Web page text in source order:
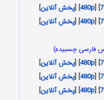
] [
480p
] [پخش آنلاین]
] [
480p
] [پخش آنلاین]
فارسی چسبیده)
] [
480p
] [پخش آنلاین]
] [
480p
] [پخش آنلاین]
] [
480p
] [پخش آنلاین]